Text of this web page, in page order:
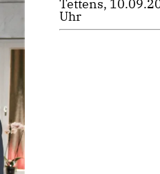
Tettens,
Uhr